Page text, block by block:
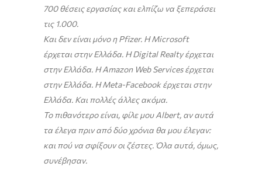
700 θέσεις εργασίας και ελπίζω να ξεπεράσει
τις 1.000.
Και δεν είναι μόνο ηPfizer. Η Microsoft
έρχεται στην Ελλάδα. Η Digital Realty έρχεται
στην Ελλάδα. Η Amazon Web Services έρχεται
στην Ελλάδα. Η Meta-Facebook έρχεται στην
Ελλάδα. Και πολλές άλλες ακόμα.
Το πιθανότερο είναι, φίλε μου Albert, αν αυτά
τα έλεγα πριν από δύο χρόνια θα μου έλεγαν:
και πού να σφίξουν οι ζέστες. Όλα αυτά, όμως,
συνέβησαν.